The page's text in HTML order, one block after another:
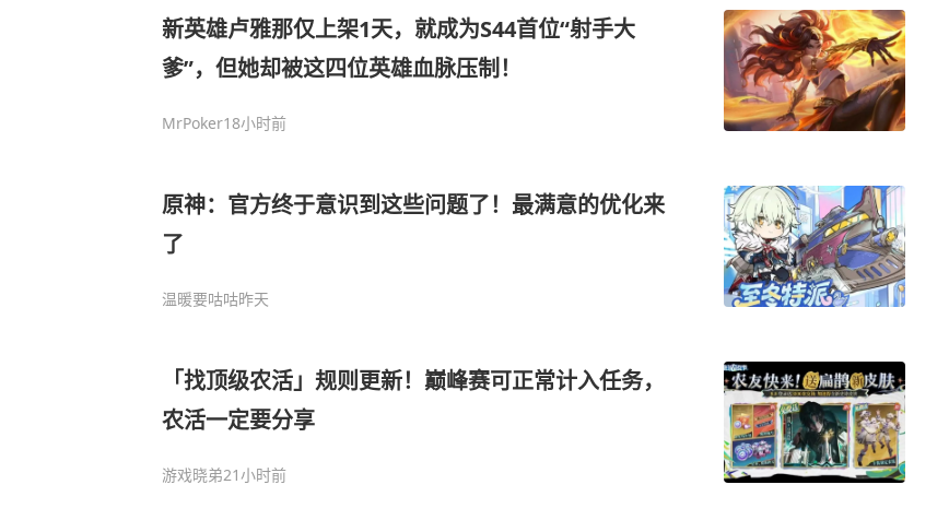
新英雄卢雅那仅上架1天，就成为S44首位“射手大
爹”，但她却被这四位英雄血脉压制！
MrPoker18小时前
原神：官方终于意识到这些问题了！最满意的优化来
了
温暖要咕咕昨天
「找顶级农活」规则更新！巅峰赛可正常计入任务，
农活一定要分享
游戏晓弟21小时前